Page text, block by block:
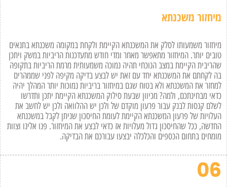
מיחזור משכנתא
מיחזור משמעותו לסלק את המשכנתא הקיימת ולקחת במקומה משכנתא בתנאים
טובים יותר. המיחזור מתאפשר מאחר ומדי חודש מתעדכנות הריביות במשק ויתכן
שהריבית הקיימת במצב הנוכחי תהיה נמוכה משמעותית מרמת הריביות בתקופה
בה לקחתם את המשכנתא יחד עם זאת יש לבצע בדיקה מקיפה לפני שממהרים
למחזר את המשכנתא ולא בטוח שגם במיחזור בריביות נמוכות יותר המהלך יהיה
כדאי מבחינתכם, ולמה? מכיוון שבעת סילוק המשכנתא הקיימת יתכן ותדרשו
לשלם קנסות לבנק עבור פרעון מוקדם של ולכן יש ההלוואה ולכן יש לחשב את
העלויות של פרעון המשכנתא הקיימת לעומת החיסכון שניתן לקבל במשכנתא
החדשה, ככל שהחיסכון גדול מעלויות אז כדאי לבצע את המיחזור. פנו אלינו וצוות
מומחים בתחום הכספים והכלכלה יבצעו עבורכם את הבדיקה.
06